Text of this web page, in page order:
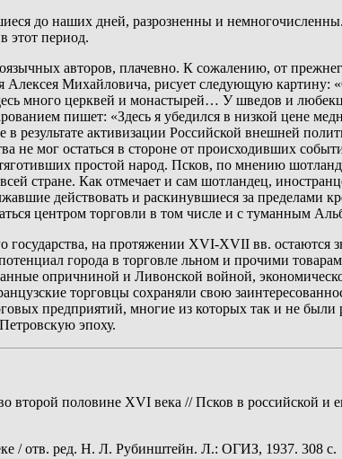
до наших дней, разрозненны и
этот период.
авторов, плачевно. К сожалению, от
Михайловича, рисует следующую картину:
много церквей и монастырей… У шведов и
пишет: «Здесь я убедился в низкой цене
результате активизации Российской внешней
мог остаться в стороне от происходивших
простой народ. Псков, по мнению
стране. Как отмечает и сам шотландец,
действовать и раскинувшиеся за пределами
центром торговли в том числе и с туманным
государства, на протяжении XVI-XVII вв.
города в торговле льном и прочими
опричниной и Ливонской войной,
торговцы сохраняли свою
предприятий, многие из которых так и не
эпоху.
половине XVI века // Псков в российской и
/ отв. ред. Н. Л. Рубинштейн. Л.: ОГИЗ, 1937. 308 с.